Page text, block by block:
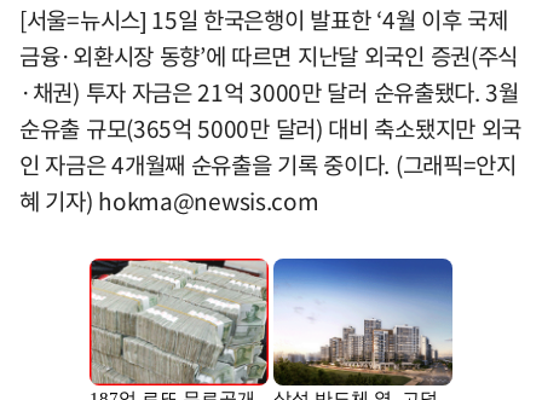
[서울=뉴시스] 15일 한국은행이 발표한 ‘4월 이후 국제
금융·외환시장 동향’에 따르면 지난달 외국인 증권(주식
·채권) 투자 자금은 21억 3000만 달러 순유출됐다. 3월
순유출 규모(365억 5000만 달러) 대비 축소됐지만 외국
인 자금은 4개월째 순유출을 기록 중이다. (그래픽=안지
혜 기자) hokma@newsis.com